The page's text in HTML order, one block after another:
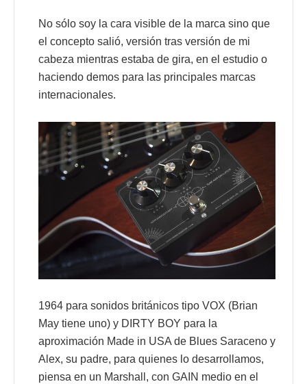
No sólo soy la cara visible de la marca sino que
el concepto salió, versión tras versión de mi
cabeza mientras estaba de gira, en el estudio o
haciendo demos para las principales marcas
internacionales.
1964 para sonidos británicos tipo VOX (Brian
May tiene uno) y DIRTY BOY para la
aproximación Made in USA de Blues Saraceno y
Alex, su padre, para quienes lo desarrollamos,
piensa en un Marshall, con GAIN medio en el